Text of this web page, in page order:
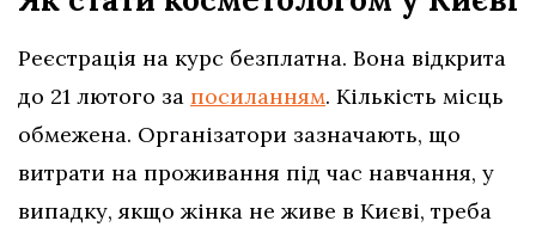
Реєстрація на курс безплатна. Вона відкрита
до 21 лютого за посиланням. Кількість місць
обмежена. Організатори зазначають, що
витрати на проживання під час навчання, у
випадку, якщо жінка не живе в Києві, треба